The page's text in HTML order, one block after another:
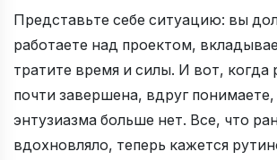
Представьте себе ситуацию: вы
работаете над проектом,
тратите время и силы. И вот, когда
почти завершена, вдруг понимаете,
энтузиазма больше нет. Все, что
вдохновляло, теперь кажется